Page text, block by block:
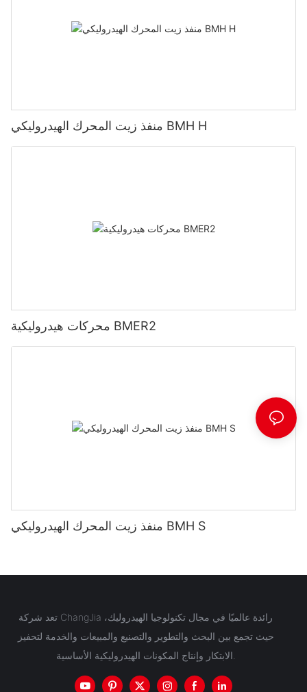
منفذ زيت المحرك الهيدروليكي BMH H
محركات هيدروليكية BMER2
منفذ زيت المحرك الهيدروليكي BMH S
تعد شركة ChangJia رائدة عالميًا في مجال تكنولوجيا الهيدروليك،
حيث تجمع بين البحث والتطوير والتصنيع والمبيعات والخدمة لتحفيز